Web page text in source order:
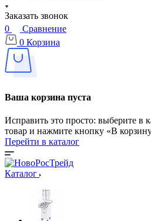
Заказать звонок
0
Сравнение
0 Корзина
Ваша корзина пуста
Исправить это просто: выберите в
товар и нажмите кнопку «В
Перейти в каталог
Каталог